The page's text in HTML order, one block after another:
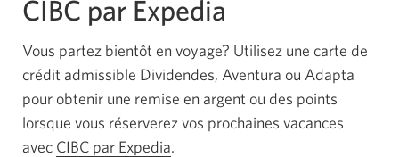
CIBC par Expedia
Vous partez bientôt en voyage? Utilisez une carte de
crédit admissible Dividendes, Aventura ou Adapta
pour obtenir une remise en argent ou des points
lorsque vous réserverez vos prochaines vacances
avec CIBC par ExpediaUne
.